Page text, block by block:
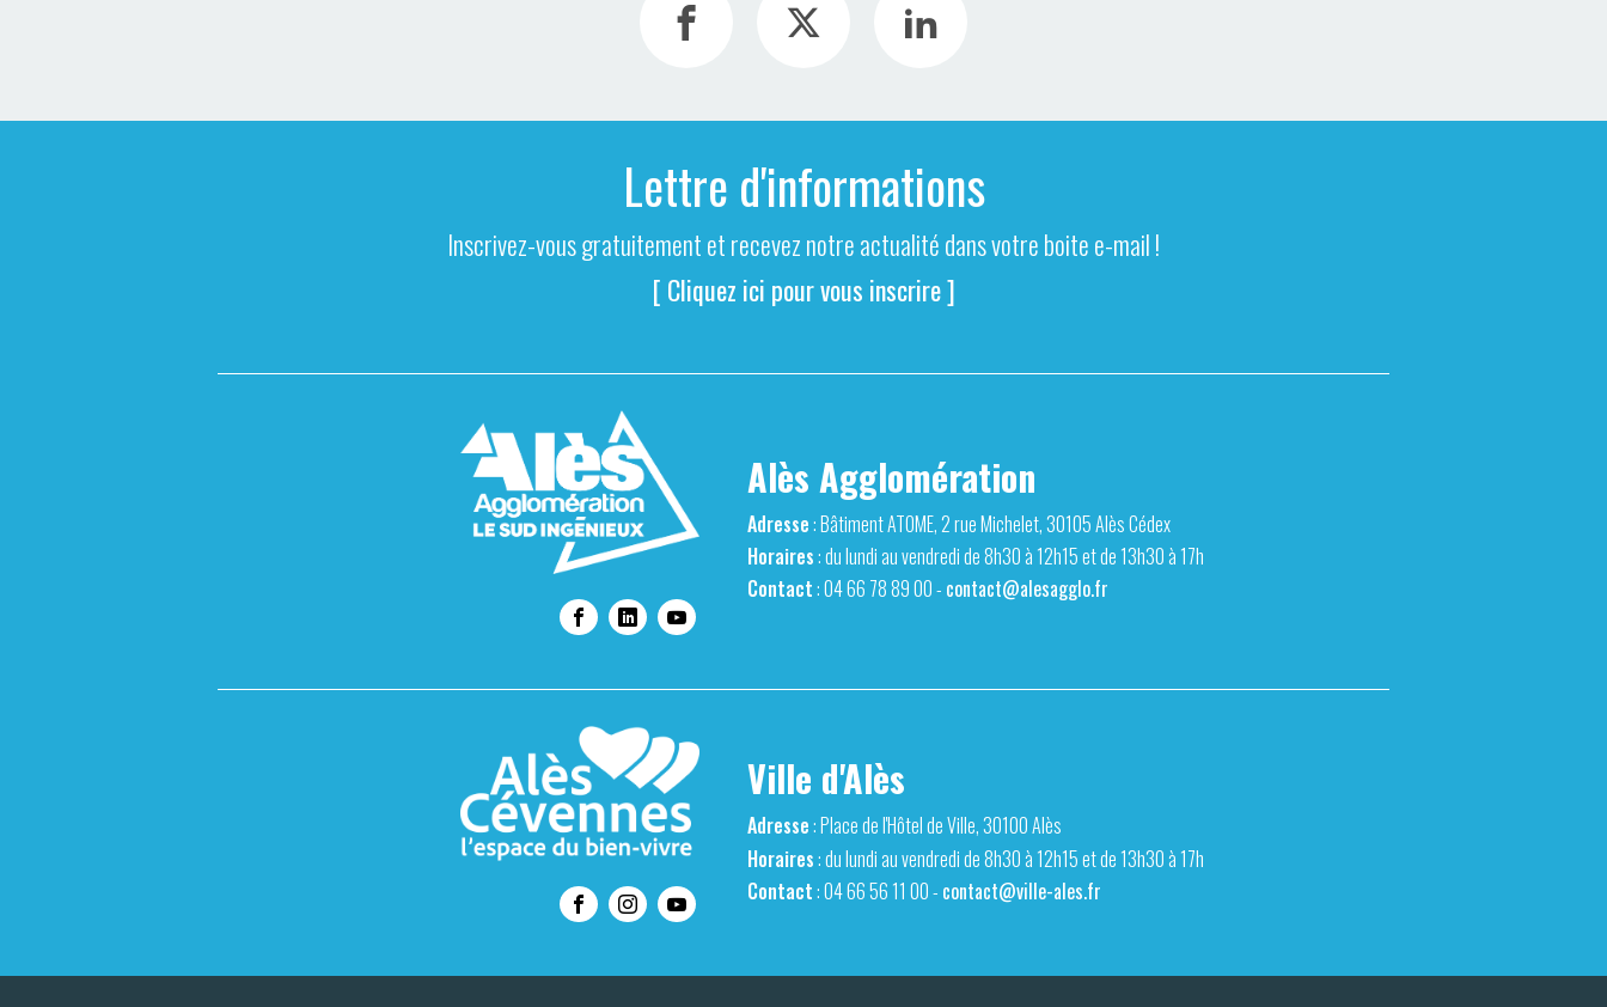
Lettre d'informations
Inscrivez-vous gratuitement et recevez notre actualité dans votre boite e-mail !
[ Cliquez ici pour vous inscrire ]
Alès Agglomération
Adresse: Bâtiment ATOME, 2 rue Michelet, 30105 Alès Cédex
Horaires: du lundi au vendredi de 8h30 à 12h15 et de 13h30 à 17h
Contact: 04 66 78 89 00 - contact@alesagglo.fr
Ville d'Alès
Adresse: Place de l'Hôtel de Ville, 30100 Alès
Horaires: du lundi au vendredi de 8h30 à 12h15 et de 13h30 à 17h
Contact: 04 66 56 11 00 - contact@ville-ales.fr